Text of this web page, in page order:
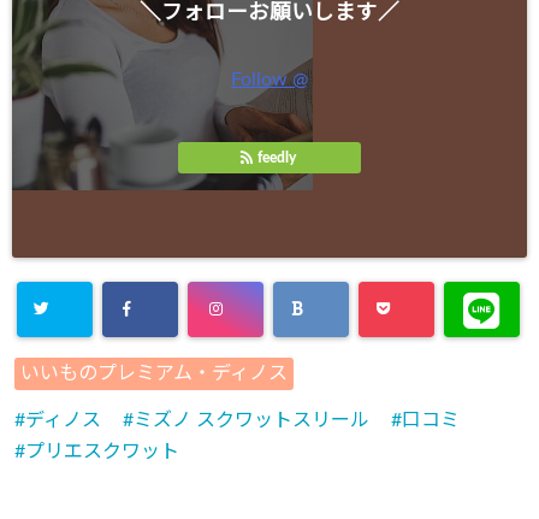
＼フォローお願いします／
Follow @
feedly
いいものプレミアム・ディノス
ディノス ミズノ スクワットスリール
口コミ
プリエスクワット